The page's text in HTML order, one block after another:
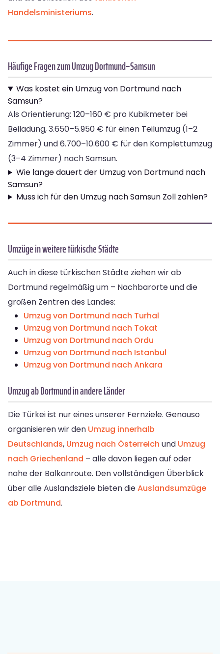
Handelsministeriums.
Häufige Fragen zum Umzug Dortmund–Samsun
Was kostet ein Umzug von Dortmund nach
Samsun?
Als Orientierung: 120–160 € pro Kubikmeter bei
Beiladung, 3.650–5.950 € für einen Teilumzug (1–2
Zimmer) und 6.700–10.600 € für den Komplettumzug
(3–4 Zimmer) nach Samsun.
Wie lange dauert der Umzug von Dortmund nach
Samsun?
Muss ich für den Umzug nach Samsun Zoll zahlen?
Umzüge in weitere türkische Städte
Auch in diese türkischen Städte ziehen wir ab
Dortmund regelmäßig um – Nachbarorte und die
großen Zentren des Landes:
Umzug von Dortmund nach Turhal
Umzug von Dortmund nach Tokat
Umzug von Dortmund nach Ordu
Umzug von Dortmund nach Istanbul
Umzug von Dortmund nach Ankara
Umzug ab Dortmund in andere Länder
Die Türkei ist nur eines unserer Fernziele. Genauso
organisieren wir den Umzug innerhalb
Deutschlands, Umzug nach Österreich und Umzug
nach Griechenland – alle davon liegen auf oder
nahe der Balkanroute. Den vollständigen Überblick
über alle Auslandsziele bieten dieAuslandsumzüge
ab Dortmund.